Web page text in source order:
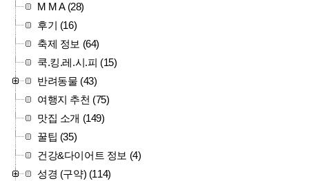
M M A(28)
후기 (16)
축제 정보 (64)
쿡.킹.레.시.피 (15)
반려동물 (43)
여행지 추천 (75)
맛집 소개 (149)
꿀팁 (35)
건강&다이어트 정보 (4)
성경 (구약) (114)